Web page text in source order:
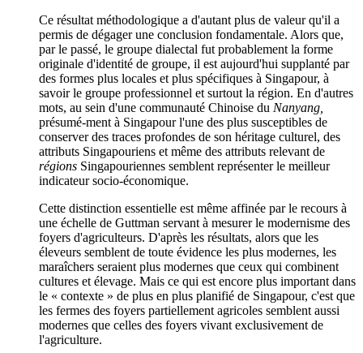
Ce résultat méthodologique a d'autant plus de valeur qu'il a
permis de dégager une conclusion fondamentale. Alors que,
par le passé, le groupe dialectal fut probablement la forme
originale d'identité de groupe, il est aujourd'hui supplanté par
des formes plus locales et plus spécifiques à Singapour, à
savoir le groupe professionnel et surtout la région. En d'autres
mots, au sein d'une communauté Chinoise du Nanyang,
présumé-ment à Singapour l'une des plus susceptibles de
conserver des traces profondes de son héritage culturel, des
attributs Singapouriens et même des attributs relevant de
régions Singapouriennes semblent représenter le meilleur
indicateur socio-économique.
Cette distinction essentielle est même affinée par le recours à
une échelle de Guttman servant à mesurer le modernisme des
foyers d'agriculteurs. D'après les résultats, alors que les
éleveurs semblent de toute évidence les plus modernes, les
maraîchers seraient plus modernes que ceux qui combinent
cultures et élevage. Mais ce qui est encore plus important dans
le « contexte » de plus en plus planifié de Singapour, c'est que
les fermes des foyers partiellement agricoles semblent aussi
modernes que celles des foyers vivant exclusivement de
l'agriculture.